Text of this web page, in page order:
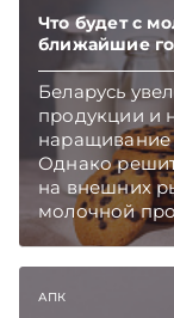
Что будет с
ближайшие
Беларусь
продукции и
наращивание
Однако
на внешних
молочной
АПК